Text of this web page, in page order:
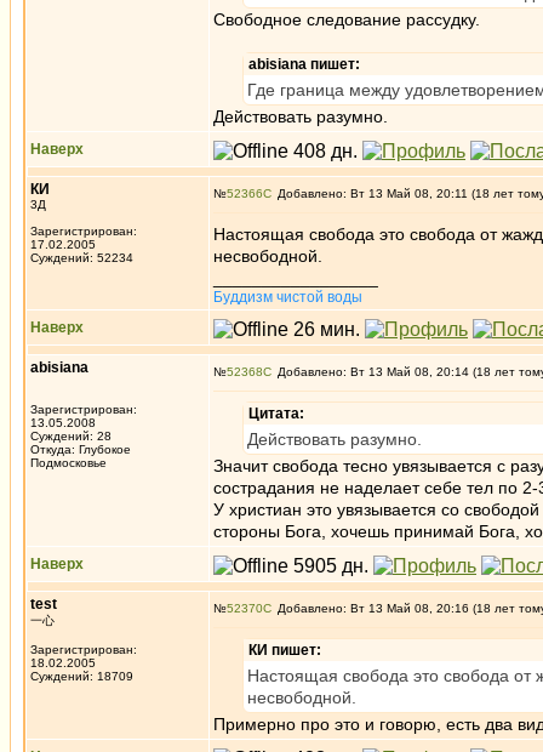
Свободное следование рассудку.
abisiana пишет:
Где граница между
Действовать разумно.
Наверх
КИ
3Д
Зарегистрирован:
17.02.2005
Суждений: 52234
№52366 Добавлено: Вт 13 Май 08, 20:11 (18 лет
Настоящая свобода это свобода от
несвободной.
Буддизм чистой воды
Наверх
abisiana
Зарегистрирован:
13.05.2008
Суждений: 28
Откуда: Глубокое
Подмосковье
№52368 Добавлено: Вт 13 Май 08, 20:14 (18 лет
Цитата:
Действовать разумно.
Значит свобода тесно увязывается с
сострадания не наделает себе тел по
У христиан это увязывается со
стороны Бога, хочешь принимай Бога,
Наверх
test
一心
Зарегистрирован:
18.02.2005
Суждений: 18709
№52370 Добавлено: Вт 13 Май 08, 20:16 (18 лет
КИ пишет:
Настоящая свобода это свобода
несвободной.
Примерно про это и говорю, есть два